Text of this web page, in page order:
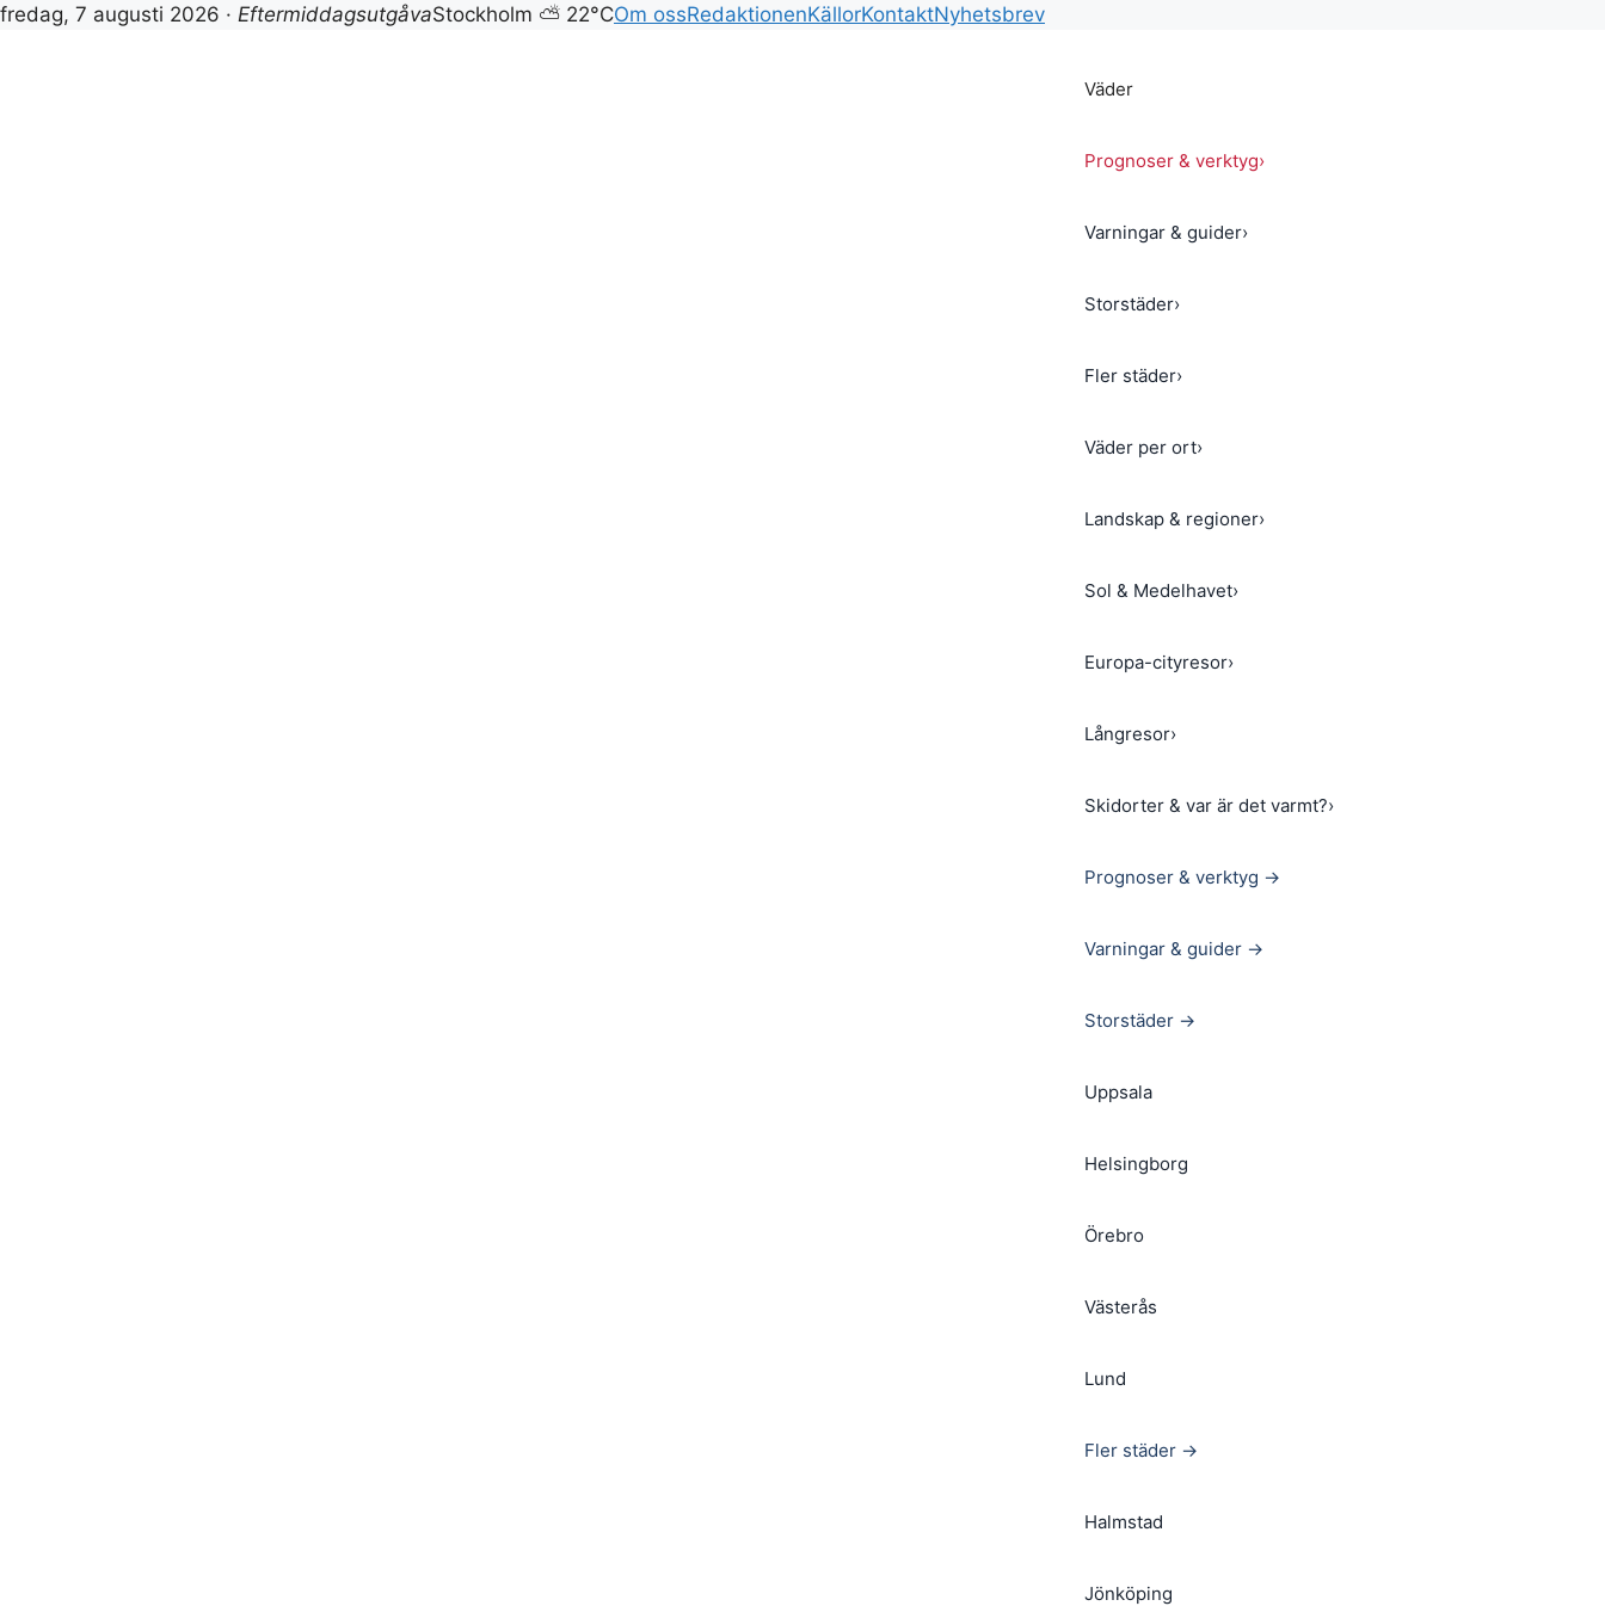
fredag, 7 augusti 2026 · EftermiddagsutgåvaStockholm ⛅ 22°COm ossRedaktionenKällorKontaktNyhetsbrev
Väder
Prognoser & verktyg›
Varningar & guider›
Storstäder›
Fler städer›
Väder per ort›
Landskap & regioner›
Sol & Medelhavet›
Europa-cityresor›
Långresor›
Skidorter & var är det varmt?›
Prognoser & verktyg →
Varningar & guider →
Storstäder →
Uppsala
Helsingborg
Örebro
Västerås
Lund
Fler städer →
Halmstad
Jönköping